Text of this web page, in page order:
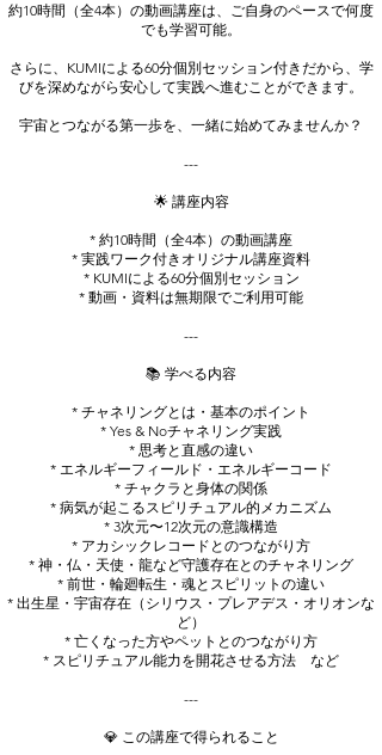
約10時間（全4本）の動画講座は、ご自身のペースで何度
でも学習可能。
さらに、KUMIによる60分個別セッション付きだから、学
びを深めながら安心して実践へ進むことができます。
宇宙とつながる第一歩を、一緒に始めてみませんか？
---
🌟 講座内容
* 約10時間（全4本）の動画講座
* 実践ワーク付きオリジナル講座資料
* KUMIによる60分個別セッション
* 動画・資料は無期限でご利用可能
---
📚 学べる内容
* チャネリングとは・基本のポイント
* Yes & Noチャネリング実践
* 思考と直感の違い
* エネルギーフィールド・エネルギーコード
* チャクラと身体の関係
* 病気が起こるスピリチュアル的メカニズム
* 3次元〜12次元の意識構造
* アカシックレコードとのつながり方
* 神・仏・天使・龍など守護存在とのチャネリング
* 前世・輪廻転生・魂とスピリットの違い
* 出生星・宇宙存在（シリウス・プレアデス・オリオンな
ど）
* 亡くなった方やペットとのつながり方
* スピリチュアル能力を開花させる方法 など
---
💎 この講座で得られること